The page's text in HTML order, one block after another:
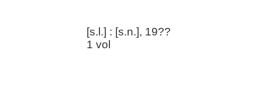
[s.l.] : [s.n.], 19??
1 vol